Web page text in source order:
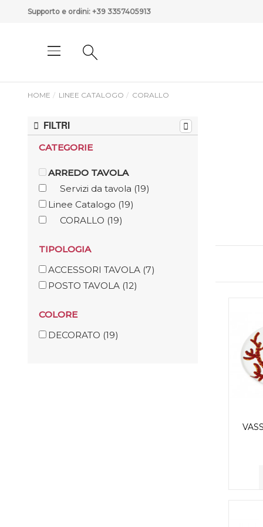
Supporto e ordini: +39 3357405913
HOME LINEE CATALOGO CORALLO
FILTRI
CATEGORIE
ARREDO TAVOLA
Servizi da tavola (19)
Linee Catalogo (19)
CORALLO (19)
TIPOLOGIA
ACCESSORI TAVOLA (7)
POSTO TAVOLA (12)
COLORE
DECORATO (19)